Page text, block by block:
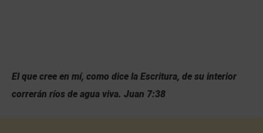
El que cree en mí, como dice la Escritura, de su interior
correrán ríos de agua viva. Juan 7:38